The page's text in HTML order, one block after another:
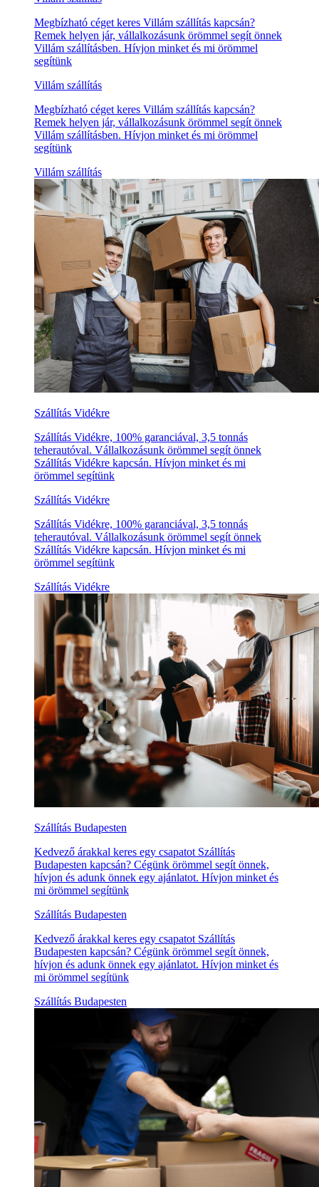
Megbízható céget keres Villám szállítás kapcsán?
Remek helyen jár, vállalkozásunk örömmel segít önnek
Villám szállításben. Hívjon minket és mi örömmel
segítünk
Villám szállítás
Megbízható céget keres Villám szállítás kapcsán?
Remek helyen jár, vállalkozásunk örömmel segít önnek
Villám szállításben. Hívjon minket és mi örömmel
segítünk
Villám szállítás
Szállítás Vidékre
Szállítás Vidékre, 100% garanciával, 3,5 tonnás
teherautóval. Vállalkozásunk örömmel segít önnek
Szállítás Vidékre kapcsán. Hívjon minket és mi
örömmel segítünk
Szállítás Vidékre
Szállítás Vidékre, 100% garanciával, 3,5 tonnás
teherautóval. Vállalkozásunk örömmel segít önnek
Szállítás Vidékre kapcsán. Hívjon minket és mi
örömmel segítünk
Szállítás Vidékre
Szállítás Budapesten
Kedvező árakkal keres egy csapatot Szállítás
Budapesten kapcsán? Cégünk örömmel segít önnek,
hívjon és adunk önnek egy ajánlatot. Hívjon minket és
mi örömmel segítünk
Szállítás Budapesten
Kedvező árakkal keres egy csapatot Szállítás
Budapesten kapcsán? Cégünk örömmel segít önnek,
hívjon és adunk önnek egy ajánlatot. Hívjon minket és
mi örömmel segítünk
Szállítás Budapesten